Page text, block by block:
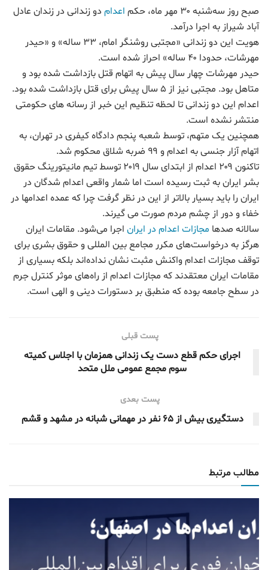
صبح روز سه‌شنبه ۳۰ مهر ماه، حکم اعدام دو زندانی در زندان عادل
آباد شیراز به اجرا درآمد.
هویت این دو زندانی «مجتبی روشنگر امام، ۳۳ ساله» و «حیدر
مهرشات، حدودا ۴۰ ساله» احراز شده است.
حیدر مهرشات چهار سال پیش به اتهام قتل بازداشت شده بود و
متاهل بود. مجتبی نیز از ۵ سال پیش برای قتل بازداشت شده بود.
اعدام این دو زندانی تا لحظه تنظیم این خبر از رسانه های حکومتی
منتشر نشده است.
همچنین یک متهم، توسط شعبه پنجم دادگاه کیفری در تهران، به
اتهام آزار جنسی به اعدام و ۹۹ ضربه شلاق محکوم شد.
تاکنون ۲۰۹ اعدام از ابتدای سال ۲۰۱۹ توسط تیم مانیتورینگ حقوق
بشر ایران به ثبت رسیده است اما شمار واقعی اعدام شدگان در
ایران را باید بسیار بالاتر از این در نظر گرفت چرا که عمده اعدامها در
خفاء و دور از چشم مردم صورت می گیرند.
سالانه صدها مجازات اعدام در ایران اجرا می‌شود. مقامات ایران
هرگز به درخواست‌های مکرر مجامع بین المللی و حقوق بشری برای
توقف مجازات اعدام واکنش مثبت نشان نداده‌اند بلکه بسیاری از
مقامات ایران معتقدند که مجازات اعدام از راه‌های موثر کنترل جرم
در سطح جامعه بوده که منطبق بر دستورات دینی و الهی است.
پست قبلی
اجرای حکم قطع دست یک زندانی همزمان با اجلاس کمیته
سوم مجمع عمومی ملل ‌متحد
پست بعدی
دستگیری بیش از ۶۵ نفر در مهمانی شبانه در مشهد و قشم
مطالب مرتبط